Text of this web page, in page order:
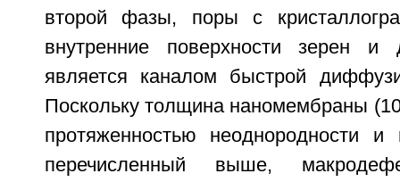
второй фазы, поры с
внутренние поверхности зерен
является каналом быстрой
Поскольку толщина наномембраны
протяженностью неоднородности и
перечисленный выше,